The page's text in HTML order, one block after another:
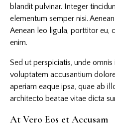
blandit pulvinar. Integer
elementum semper nisi.
Aenean leo ligula, porttitor eu,
enim.
Sed ut perspiciatis, unde
voluptatem accusantium
aperiam eaque ipsa, quae ab
architecto beatae vitae dicta
At Vero Eos et Accusam